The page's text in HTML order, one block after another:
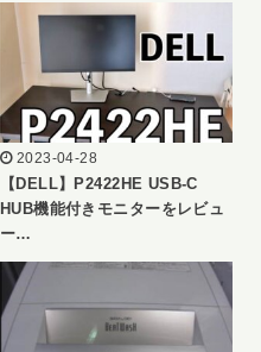
2023-04-28
【DELL】P2422HE USB-C
HUB機能付きモニターをレビュ
ー…